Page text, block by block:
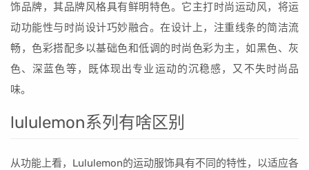
饰品牌，其品牌风格具有鲜明特色。它主打时尚运动风，将运
动功能性与时尚设计巧妙融合。在设计上，注重线条的简洁流
畅，色彩搭配多以基础色和低调的时尚色彩为主，如黑色、灰
色、深蓝色等，既体现出专业运动的沉稳感，又不失时尚品
味。
lululemon系列有啥区别
从功能上看，Lululemon的运动服饰具有不同的特性，以适应各